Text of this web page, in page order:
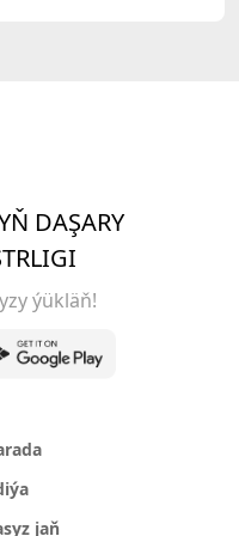
DAŞARY
ýükläň!
jaň